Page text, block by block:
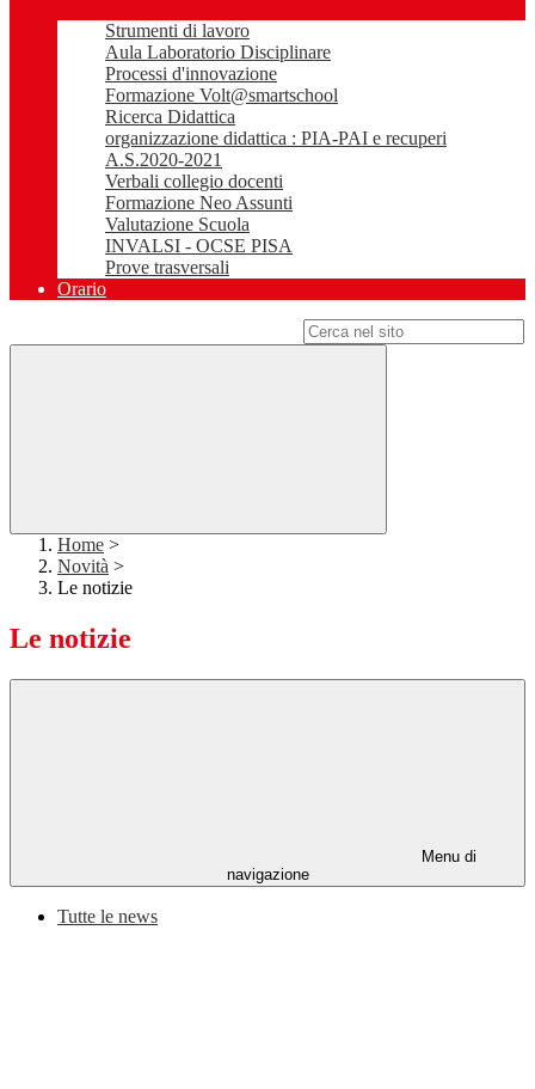
Strumenti di lavoro
Aula Laboratorio Disciplinare
Processi d'innovazione
Formazione Volt@smartschool
Ricerca Didattica
organizzazione didattica : PIA-PAI e recuperi
A.S.2020-2021
Verbali collegio docenti
Formazione Neo Assunti
Valutazione Scuola
INVALSI - OCSE PISA
Prove trasversali
Orario
Home >
Novità >
Le notizie
Le notizie
Menu di
navigazione
Tutte le news